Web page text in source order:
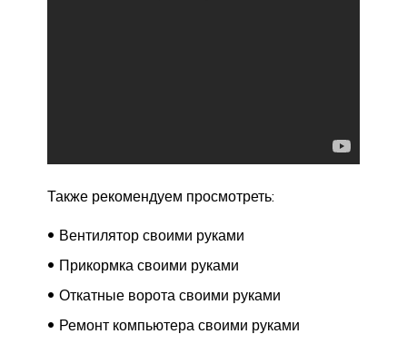
Также рекомендуем просмотреть:
Вентилятор своими руками
Прикормка своими руками
Откатные ворота своими руками
Ремонт компьютера своими руками